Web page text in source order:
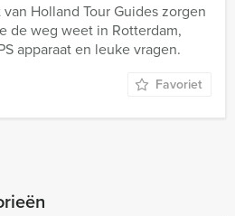
Holland Tour Guides zorgen
de weg weet in Rotterdam,
apparaat en leuke vragen.
Favoriet